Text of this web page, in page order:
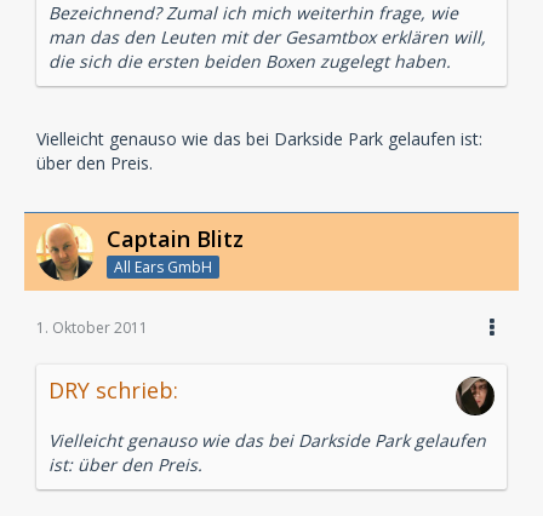
Bezeichnend? Zumal ich mich weiterhin frage, wie
man das den Leuten mit der Gesamtbox erklären will,
die sich die ersten beiden Boxen zugelegt haben.
Vielleicht genauso wie das bei Darkside Park gelaufen ist:
über den Preis.
Captain Blitz
All Ears GmbH
1. Oktober 2011
DRY schrieb:
Vielleicht genauso wie das bei Darkside Park gelaufen
ist: über den Preis.